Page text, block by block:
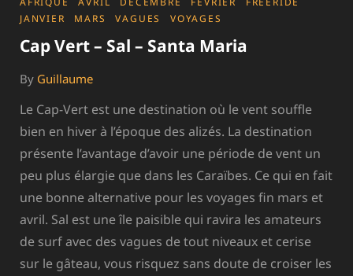
JANVIER
MARS VAGUES VOYAGES
Cap Vert – Sal – Santa Maria
By Guillaume
Le Cap-Vert est une destination où le vent souffle
bien en hiver à l’époque des alizés. La destination
présente l’avantage d’avoir une période de vent un
peu plus élargie que dans les Caraïbes. Ce qui en fait
une bonne alternative pour les voyages fin mars et
avril. Sal est une île paisible qui ravira les amateurs
de surf avec des vagues de tout niveaux et cerise
sur le gâteau, vous risquez sans doute de croiser les